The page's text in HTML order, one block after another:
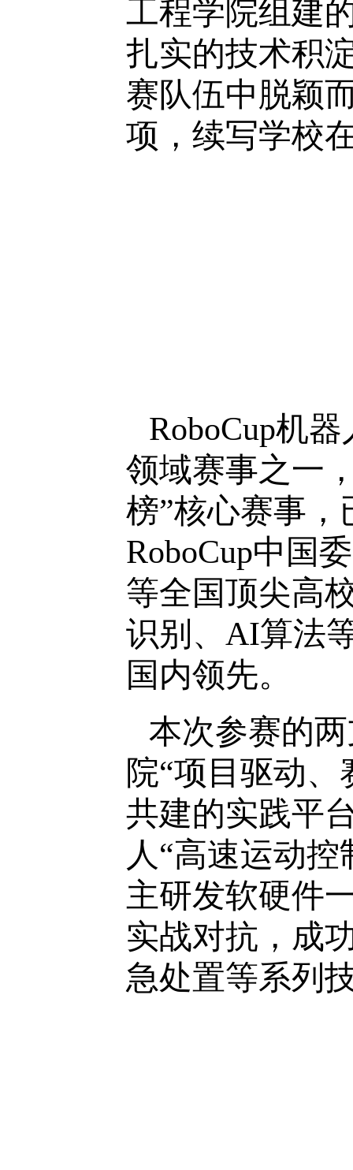
工程学院组建
扎实的技术积
赛队伍中脱颖
项，续写学校
RoboCup机
领域赛事之一
榜”核心赛事
RoboCup中国
等全国顶尖高
识别、AI算法
国内领先。
本次参赛的
院“项目驱动
共建的实践平
人“高速运动
主研发软硬件
实战对抗，成
急处置等系列